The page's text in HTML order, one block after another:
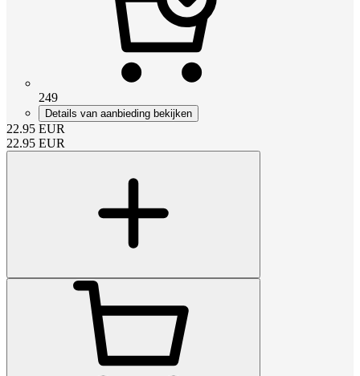
249
Details van aanbieding bekijken
22.95 EUR
22.95 EUR